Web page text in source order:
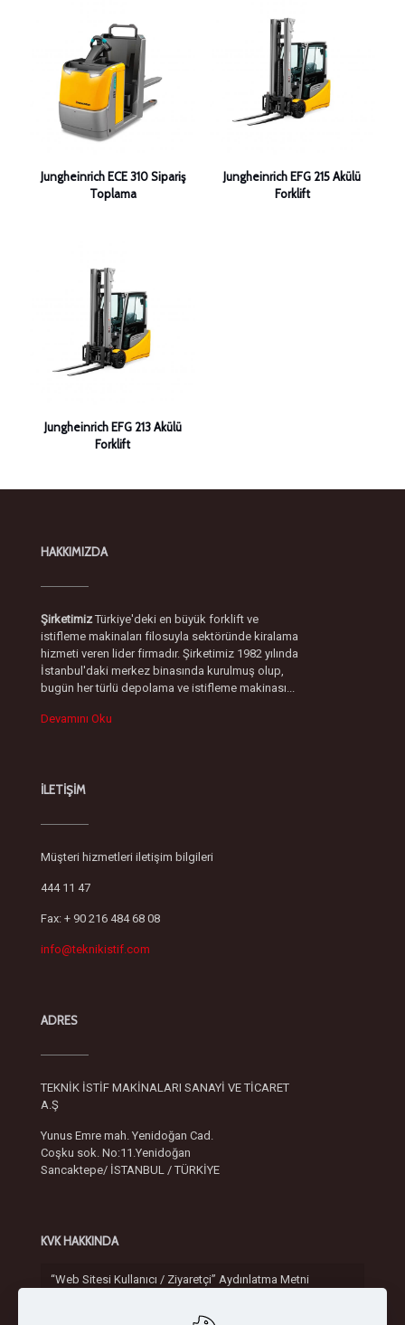
Jungheinrich ECE 310 Sipariş
Toplama
Jungheinrich EFG 215 Akülü
Forklift
Jungheinrich EFG 213 Akülü
Forklift
HAKKIMIZDA
Şirketimiz Türkiye'deki en büyük forklift ve
istifleme makinaları filosuyla sektöründe kiralama
hizmeti veren lider firmadır. Şirketimiz 1982 yılında
İstanbul'daki merkez binasında kurulmuş olup,
bugün her türlü depolama ve istifleme makinası...
Devamını Oku
İLETİŞİM
Müşteri hizmetleri iletişim bilgileri
444 11 47
Fax: + 90 216 484 68 08
info@teknikistif.com
ADRES
TEKNİK İSTİF MAKİNALARI SANAYİ VE TİCARET
A.Ş
Yunus Emre mah. Yenidoğan Cad.
Coşku sok. No:11.Yenidoğan
Sancaktepe/ İSTANBUL / TÜRKİYE
KVK HAKKINDA
“Web Sitesi Kullanıcı / Ziyaretçi” Aydınlatma Metni